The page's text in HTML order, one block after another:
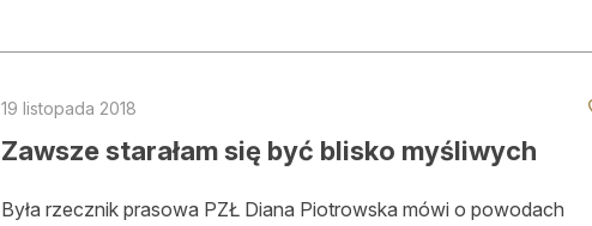
19 listopada 2018
Zawsze starałam się być blisko myśliwych
Była rzecznik prasowa PZŁ Diana Piotrowska mówi o powodach